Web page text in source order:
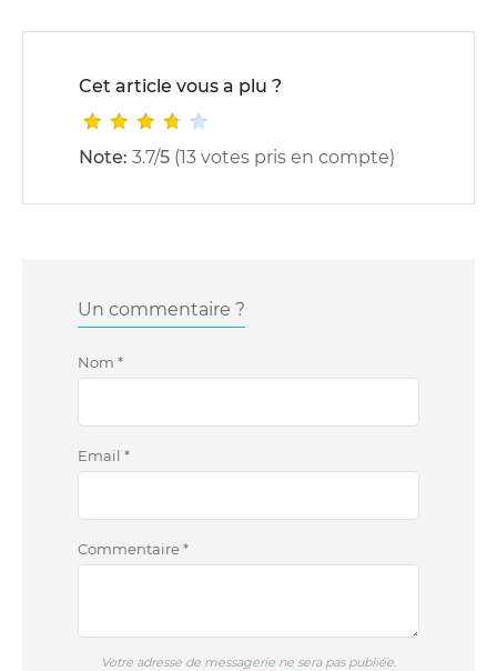
Cet article vous a plu ?
Note: 3.7/5 (13 votes pris en compte)
Un commentaire ?
Nom *
Email *
Commentaire*
Votre adresse de messagerie ne sera pas publiée.